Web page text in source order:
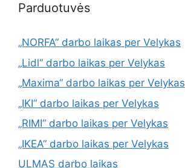
Parduotuvės
„NORFA“ darbo laikas per Velykas
„Lidl“ darbo laikas per Velykas
„Maxima“ darbo laikas per Velykas
„IKI“ darbo laikas per Velykas
„RIMI“ darbo laikas per Velykas
„IKEA“ darbo laikas per Velykas
ULMAS darbo laikas